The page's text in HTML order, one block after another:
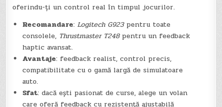
oferindu-ți un control real în timpul jocurilor.
Recomandare:Logitech G923pentru toate
consolele, Thrustmaster T248pentru un feedback
haptic avansat.
Avantaje: feedback realist, control precis,
compatibilitate cu o gamă largă de simulatoare
auto.
Sfat: dacă ești pasionat de curse, alege un volan
care oferă feedback cu rezistență ajustabilă